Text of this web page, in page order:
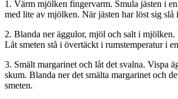
1. Värm mjölken fingervarm. Smula jästen i
med lite av mjölken. När jästen har löst sig slå
2. Blanda ner äggulor, mjöl och salt i mjölken.
Låt smeten stå i övertäckt i rumstemperatur i
3. Smält margarinet och låt det svalna. Vispa
skum. Blanda ner det smälta margarinet och
smeten.